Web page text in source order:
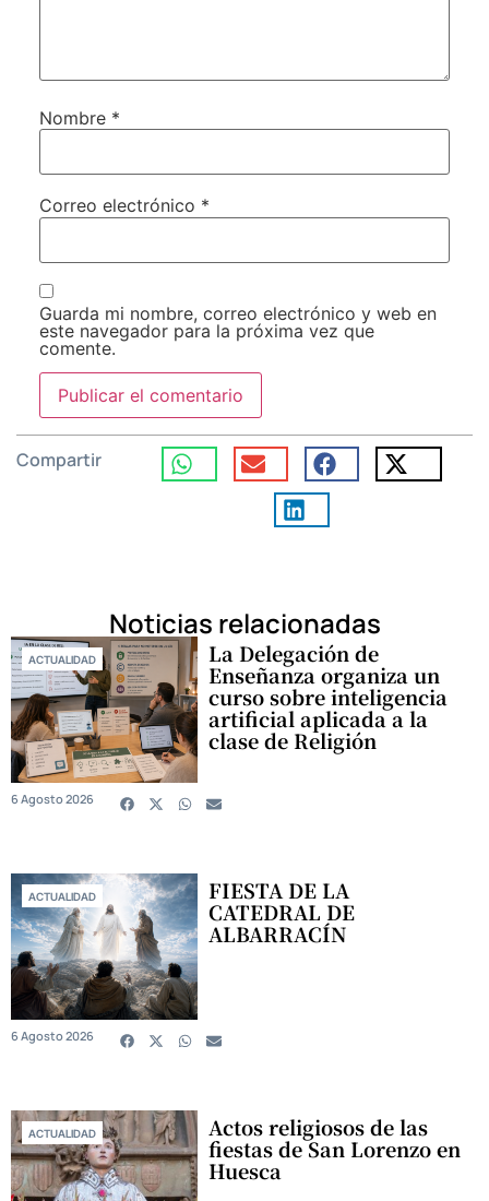
Nombre *
Correo electrónico *
Guarda mi nombre, correo electrónico y web en
este navegador para la próxima vez que
comente.
Compartir
Noticias relacionadas
ACTUALIDAD La Delegación de
Enseñanza organiza un
curso sobre inteligencia
artificial aplicada a la
clase de Religión
6 Agosto 2026
ACTUALIDAD FIESTA DE LA
CATEDRAL DE
ALBARRACÍN
6 Agosto 2026
ACTUALIDAD Actos religiosos de las
fiestas de San Lorenzo en
Huesca